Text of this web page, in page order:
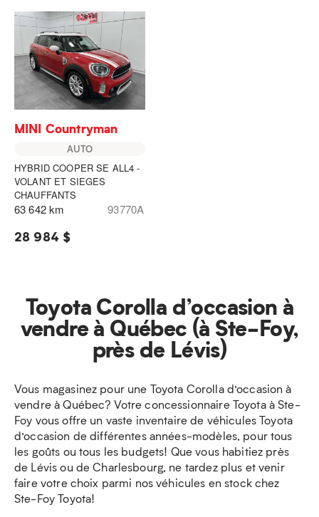
MINI Countryman
AUTO
HYBRID COOPER SE ALL4 -
VOLANT ET SIEGES
CHAUFFANTS
63 642 km 93770A
28 984 $
Toyota Corolla d’occasion à
vendre à Québec (à Ste-Foy,
près de Lévis)
Vous magasinez pour une Toyota Corolla d’occasion à
vendre à Québec? Votre concessionnaire Toyota à Ste-
Foy vous offre un vaste inventaire de véhicules Toyota
d’occasion de différentes années-modèles, pour tous
les goûts ou tous les budgets! Que vous habitiez près
de Lévis ou de Charlesbourg, ne tardez plus et venir
faire votre choix parmi nos véhicules en stock chez
Ste-Foy Toyota!